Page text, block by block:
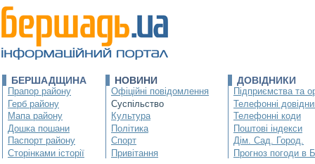
БЕРШАДЩИНА
Прапор району
Герб району
Мапа району
Дошка пошани
Паспорт району
Сторінками історії
НОВИНИ
Офіційні повідомлення
Суспільство
Культура
Політика
Спорт
Привітання
ДОВІДНИКИ
Підприємства та
Телефонні
Телефонні коди
Поштові індекси
Дім. Сад. Город.
Прогноз погоди в